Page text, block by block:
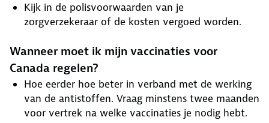
Kijk in de polisvoorwaarden van je
zorgverzekeraar of de kosten vergoed worden.
Wanneer moet ik mijn vaccinaties voor
Canada regelen?
Hoe eerder hoe beter in verband met de werking
van de antistoffen. Vraag minstens twee maanden
voor vertrek na welke vaccinaties je nodig hebt.